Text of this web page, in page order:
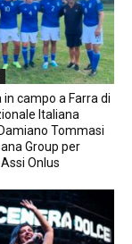
campo a Farra di
Italiana
Tommasi
Group per
Onlus